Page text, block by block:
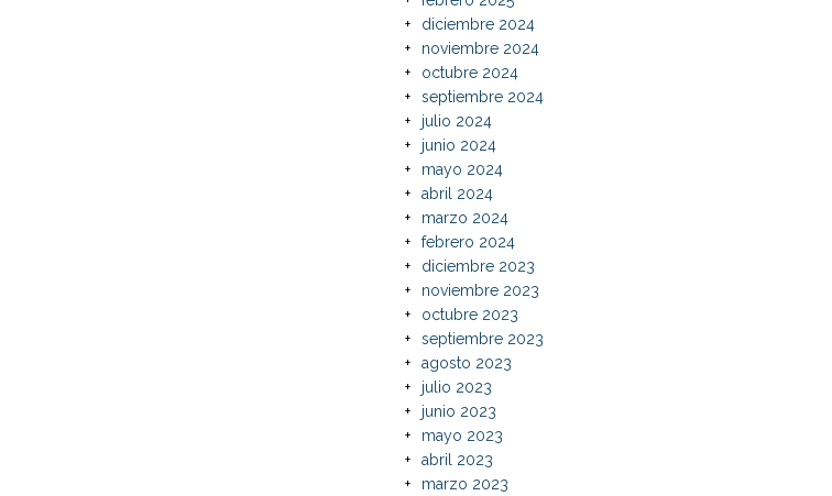
diciembre 2024
noviembre 2024
octubre 2024
septiembre 2024
julio 2024
junio 2024
mayo 2024
abril 2024
marzo 2024
febrero 2024
diciembre 2023
noviembre 2023
octubre 2023
septiembre 2023
agosto 2023
julio 2023
junio 2023
mayo 2023
abril 2023
marzo 2023